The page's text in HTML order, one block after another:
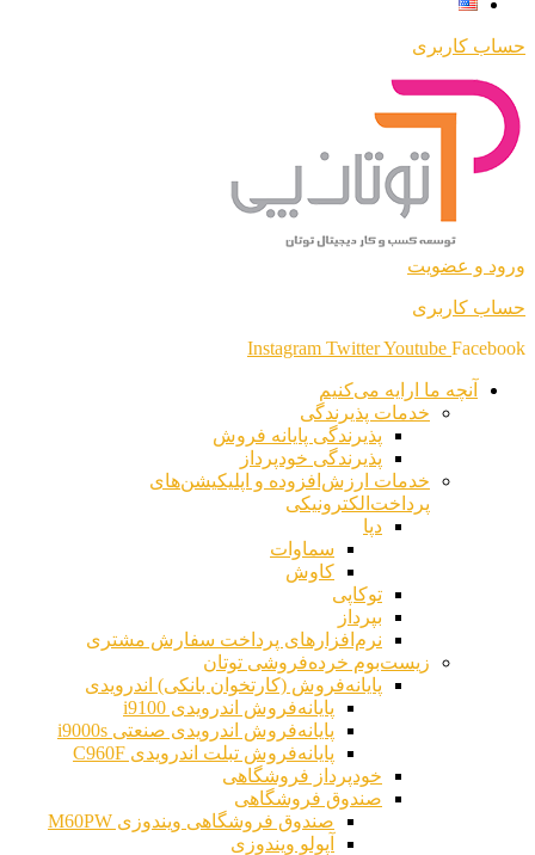
حساب کاربری
ورود و عضویت
حساب کاربری
Instagram TwitterYoutube Facebook
آنچه ما ارایه می‌کنیم
خدمات پذیرندگی
پذیرندگی پایانه فروش
پذیرندگی خودپرداز
خدمات ارزش‌افزوده و اپلیکیشن‌های
پرداخت‌الکترونیکی
دپا
سماوات
کاوش
توکاپی
بپرداز
نرم‌افزارهای پرداخت سفارش مشتری
زیست‌بوم خرده‌فروشی توتان
پایانه‌فروش (کارتخوان بانکی) اندرویدی
پایانه‌فروش اندرویدی i9100
پایانه‌فروش اندرویدی صنعتی i9000s
پایانه‌فروش تبلت اندرویدی C960F
خودپرداز فروشگاهی
صندوق فروشگاهی
صندوق فروشگاهی ویندوزی M60PW
آپولو ویندوزی